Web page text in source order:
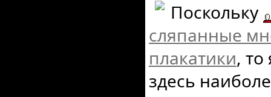
Поскольку
сляпанные
плакатики,
здесь